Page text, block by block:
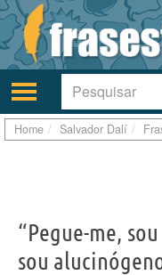
Ativar/desativar
a
navegação
Home Salvador Dalí
“Pegue-me,
sou